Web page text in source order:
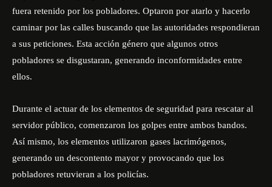
fuera retenido por los pobladores. Optaron por atarlo y hacerlo
caminar por las calles buscando que las autoridades respondieran
a sus peticiones. Esta acción género que algunos otros
pobladores se disgustaran, generando inconformidades entre
ellos.
Durante el actuar de los elementos de seguridad para rescatar al
servidor público, comenzaron los golpes entre ambos bandos.
Así mismo, los elementos utilizaron gases lacrimógenos,
generando un descontento mayor y provocando que los
pobladores retuvieran a los policías.